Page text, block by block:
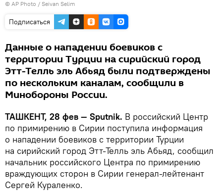
© AP Photo / Seivan Selim
Подписаться
Данные о нападении боевиков с
территории Турции на сирийский город
Этт-Телль эль Абьяд были подтверждены
по нескольким каналам, сообщили в
Минобороны России.
ТАШКЕНТ, 28 фев — Sputnik. В российский Центр
по примирению в Сирии поступила информация
о нападении боевиков с территории Турции
на сирийский город Этт-Телль эль Абьяд, сообщил
начальник российского Центра по примирению
враждующих сторон в Сирии генерал-лейтенант
Сергей Кураленко.